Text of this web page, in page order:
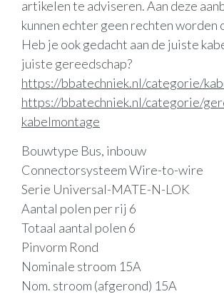
artikelen te adviseren. Aan deze
kunnen echter geen rechten worden
Heb je ook gedacht aan de juiste
juiste gereedschap?
https://bbatechniek.nl/categorie/
https://bbatechniek.nl/categorie/
kabelmontage
Bouwtype Bus, inbouw
Connectorsysteem Wire-to-wire
Serie Universal-MATE-N-LOK
Aantal polen per rij 6
Totaal aantal polen 6
Pinvorm Rond
Nominale stroom 15A
Nom. stroom (afgerond) 15A